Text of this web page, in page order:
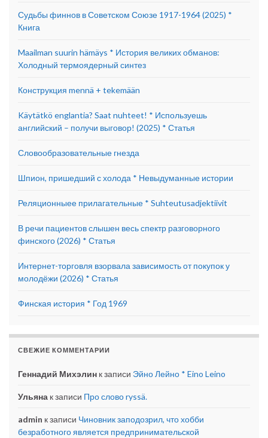
Судьбы финнов в Советском Союзе 1917-1964 (2025) *
Книга
Maailman suurin hämäys * История великих обманов:
Холодный термоядерный синтез
Конструкция mennä + tekemään
Käytätkö englantia? Saat nuhteet! * Используешь
английский – получи выговор! (2025) * Статья
Словообразовательные гнезда
Шпион, пришедший с холода * Невыдуманные истории
Реляционныее прилагательные * Suhteutusadjektiivit
В речи пациентов слышен весь спектр разговорного
финского (2026) * Статья
Интернет-торговля взорвала зависимость от покупок у
молодёжи (2026) * Статья
Финская история * Год 1969
СВЕЖИЕ КОММЕНТАРИИ
Геннадий Михэлин к записи Эйно Лейно * Eino Leino
Ульяна к записи Про слово ryssä.
admin к записи Чиновник заподозрил, что хобби
безработного является предпринимательской